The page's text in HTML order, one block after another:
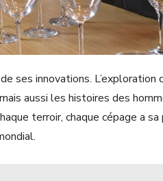
ses innovations. L’exploration
aussi les histoires des
terroir, chaque cépage a